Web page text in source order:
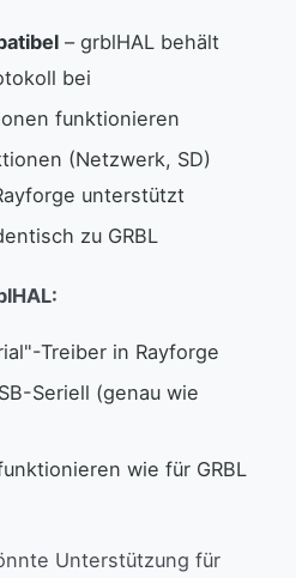
– grblHAL behält
bei
funktionieren
(Netzwerk, SD)
unterstützt
zu GRBL
Treiber in Rayforge
Seriell (genau wie
wie für GRBL
Unterstützung für